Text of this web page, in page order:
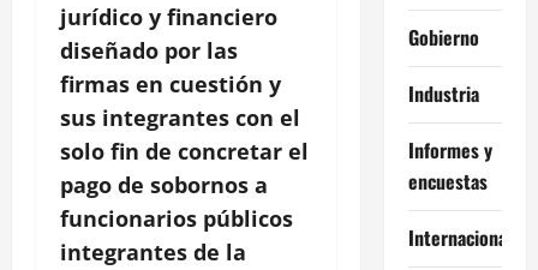
jurídico y financiero
diseñado por las
firmas en cuestión y
sus integrantes con el
solo fin de concretar el
pago de sobornos a
funcionarios públicos
integrantes de la
Gobierno
Industria
Informes y
encuestas
Internacional